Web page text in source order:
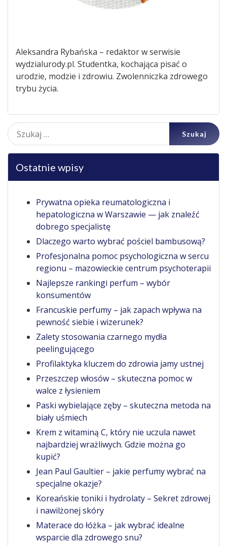
Aleksandra Rybańska – redaktor w serwisie
wydzialurody.pl. Studentka, kochająca pisać o
urodzie, modzie i zdrowiu. Zwolenniczka zdrowego
trybu życia.
Szukaj:
Ostatnie wpisy
Prywatna opieka reumatologiczna i
hepatologiczna w Warszawie — jak znaleźć
dobrego specjalistę
Dlaczego warto wybrać pościel bambusową?
Profesjonalna pomoc psychologiczna w sercu
regionu – mazowieckie centrum psychoterapii
Najlepsze rankingi perfum – wybór
konsumentów
Francuskie perfumy – jak zapach wpływa na
pewność siebie i wizerunek?
Zalety stosowania czarnego mydła
peelingującego
Profilaktyka kluczem do zdrowia jamy ustnej
Przeszczep włosów – skuteczna pomoc w
walce z łysieniem
Paski wybielające zęby – skuteczna metoda na
biały uśmiech
Krem z witaminą C, który nie uczula nawet
najbardziej wrażliwych. Gdzie można go
kupić?
Jean Paul Gaultier – jakie perfumy wybrać na
specjalne okazje?
Koreańskie toniki i hydrolaty – Sekret zdrowej
i nawilżonej skóry
Materace do łóżka – jak wybrać idealne
wsparcie dla zdrowego snu?